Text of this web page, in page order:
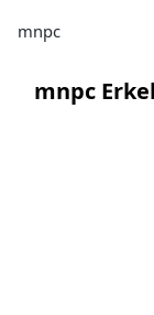
mnpc
mnpc